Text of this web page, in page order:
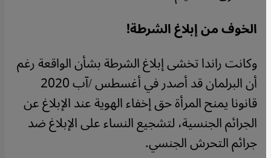
الخوف من إبلاغ الشرطة!
وكانت راندا تخشى إبلاغ الشرطة بشأن الواقعة رغم
أن البرلمان قد أصدر في أغسطس /آب 2020
قانونا يمنح المرأة حق إخفاء الهوية عند الإبلاغ عن
الجرائم الجنسية، لتشجيع النساء على الإبلاغ ضد
جرائم التحرش الجنسي.